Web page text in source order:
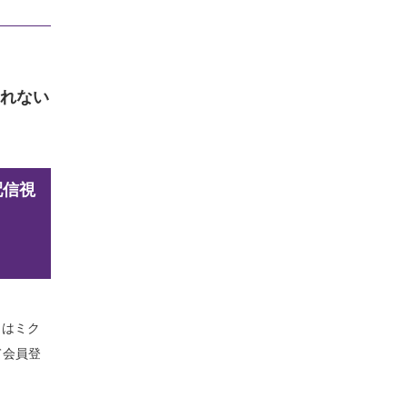
ない
視
ミク
員登